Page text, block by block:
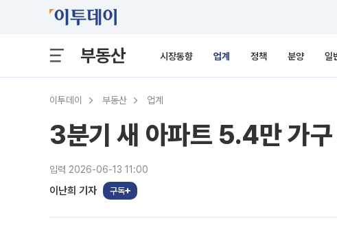
부동산 시장동향 업계 정책 분양 일
이투데이 부동산 업계
3분기 새 아파트 5.4만 가
입력 2026-06-13 11:00
이난희 기자 구독